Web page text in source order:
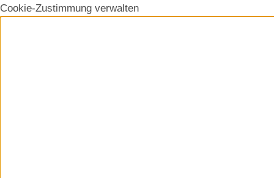
Cookie-Zustimmung verwalten